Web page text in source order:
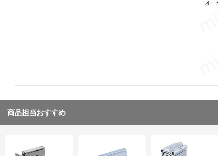
商品担当おすすめ